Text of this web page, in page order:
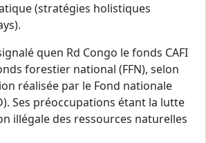
(stratégies holistiques
quen Rd Congo le fonds CAFI
forestier national (FFN), selon
réalisée par le Fond nationale
Ses préoccupations étant la lutte
illégale des ressources naturelles